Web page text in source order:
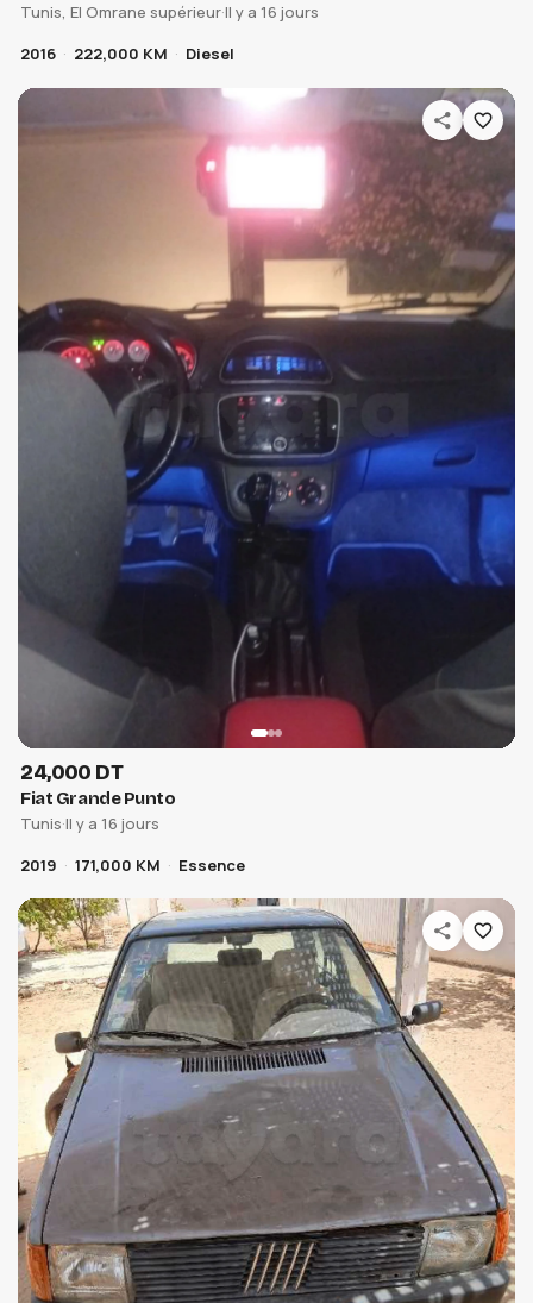
Tunis, El Omrane supérieur·Il y a 16 jours
2016
222,000 KM Diesel
24,000 DT
Fiat Grande Punto
Tunis·Il y a 16 jours
2019
171,000 KM Essence